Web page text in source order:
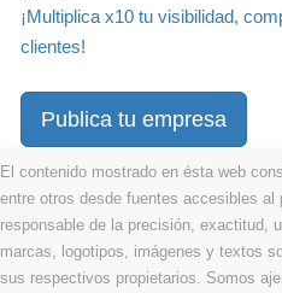
¡Multiplica x10 tu visibilidad,
clientes!
Publica tu empresa
El contenido mostrado en ésta web
entre otros desde fuentes accesibles
responsable de la precisión, exactitud,
marcas, logotipos, imágenes y textos
sus respectivos propietarios. Somos